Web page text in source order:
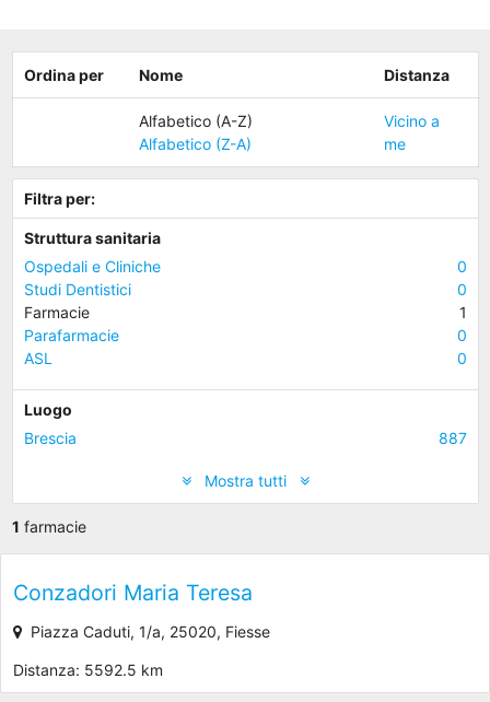
Ordina per Nome Distanza
Alfabetico (A-Z)
Alfabetico (Z-A)
Vicino a
me
Filtra per:
Struttura sanitaria
Ospedali e Cliniche
0
Studi Dentistici
0
Farmacie
1
Parafarmacie
0
ASL
0
Luogo
Brescia
887
Mostra tutti
1 farmacie
Conzadori Maria Teresa
Piazza Caduti, 1/a, 25020, Fiesse
Distanza: 5592.5 km